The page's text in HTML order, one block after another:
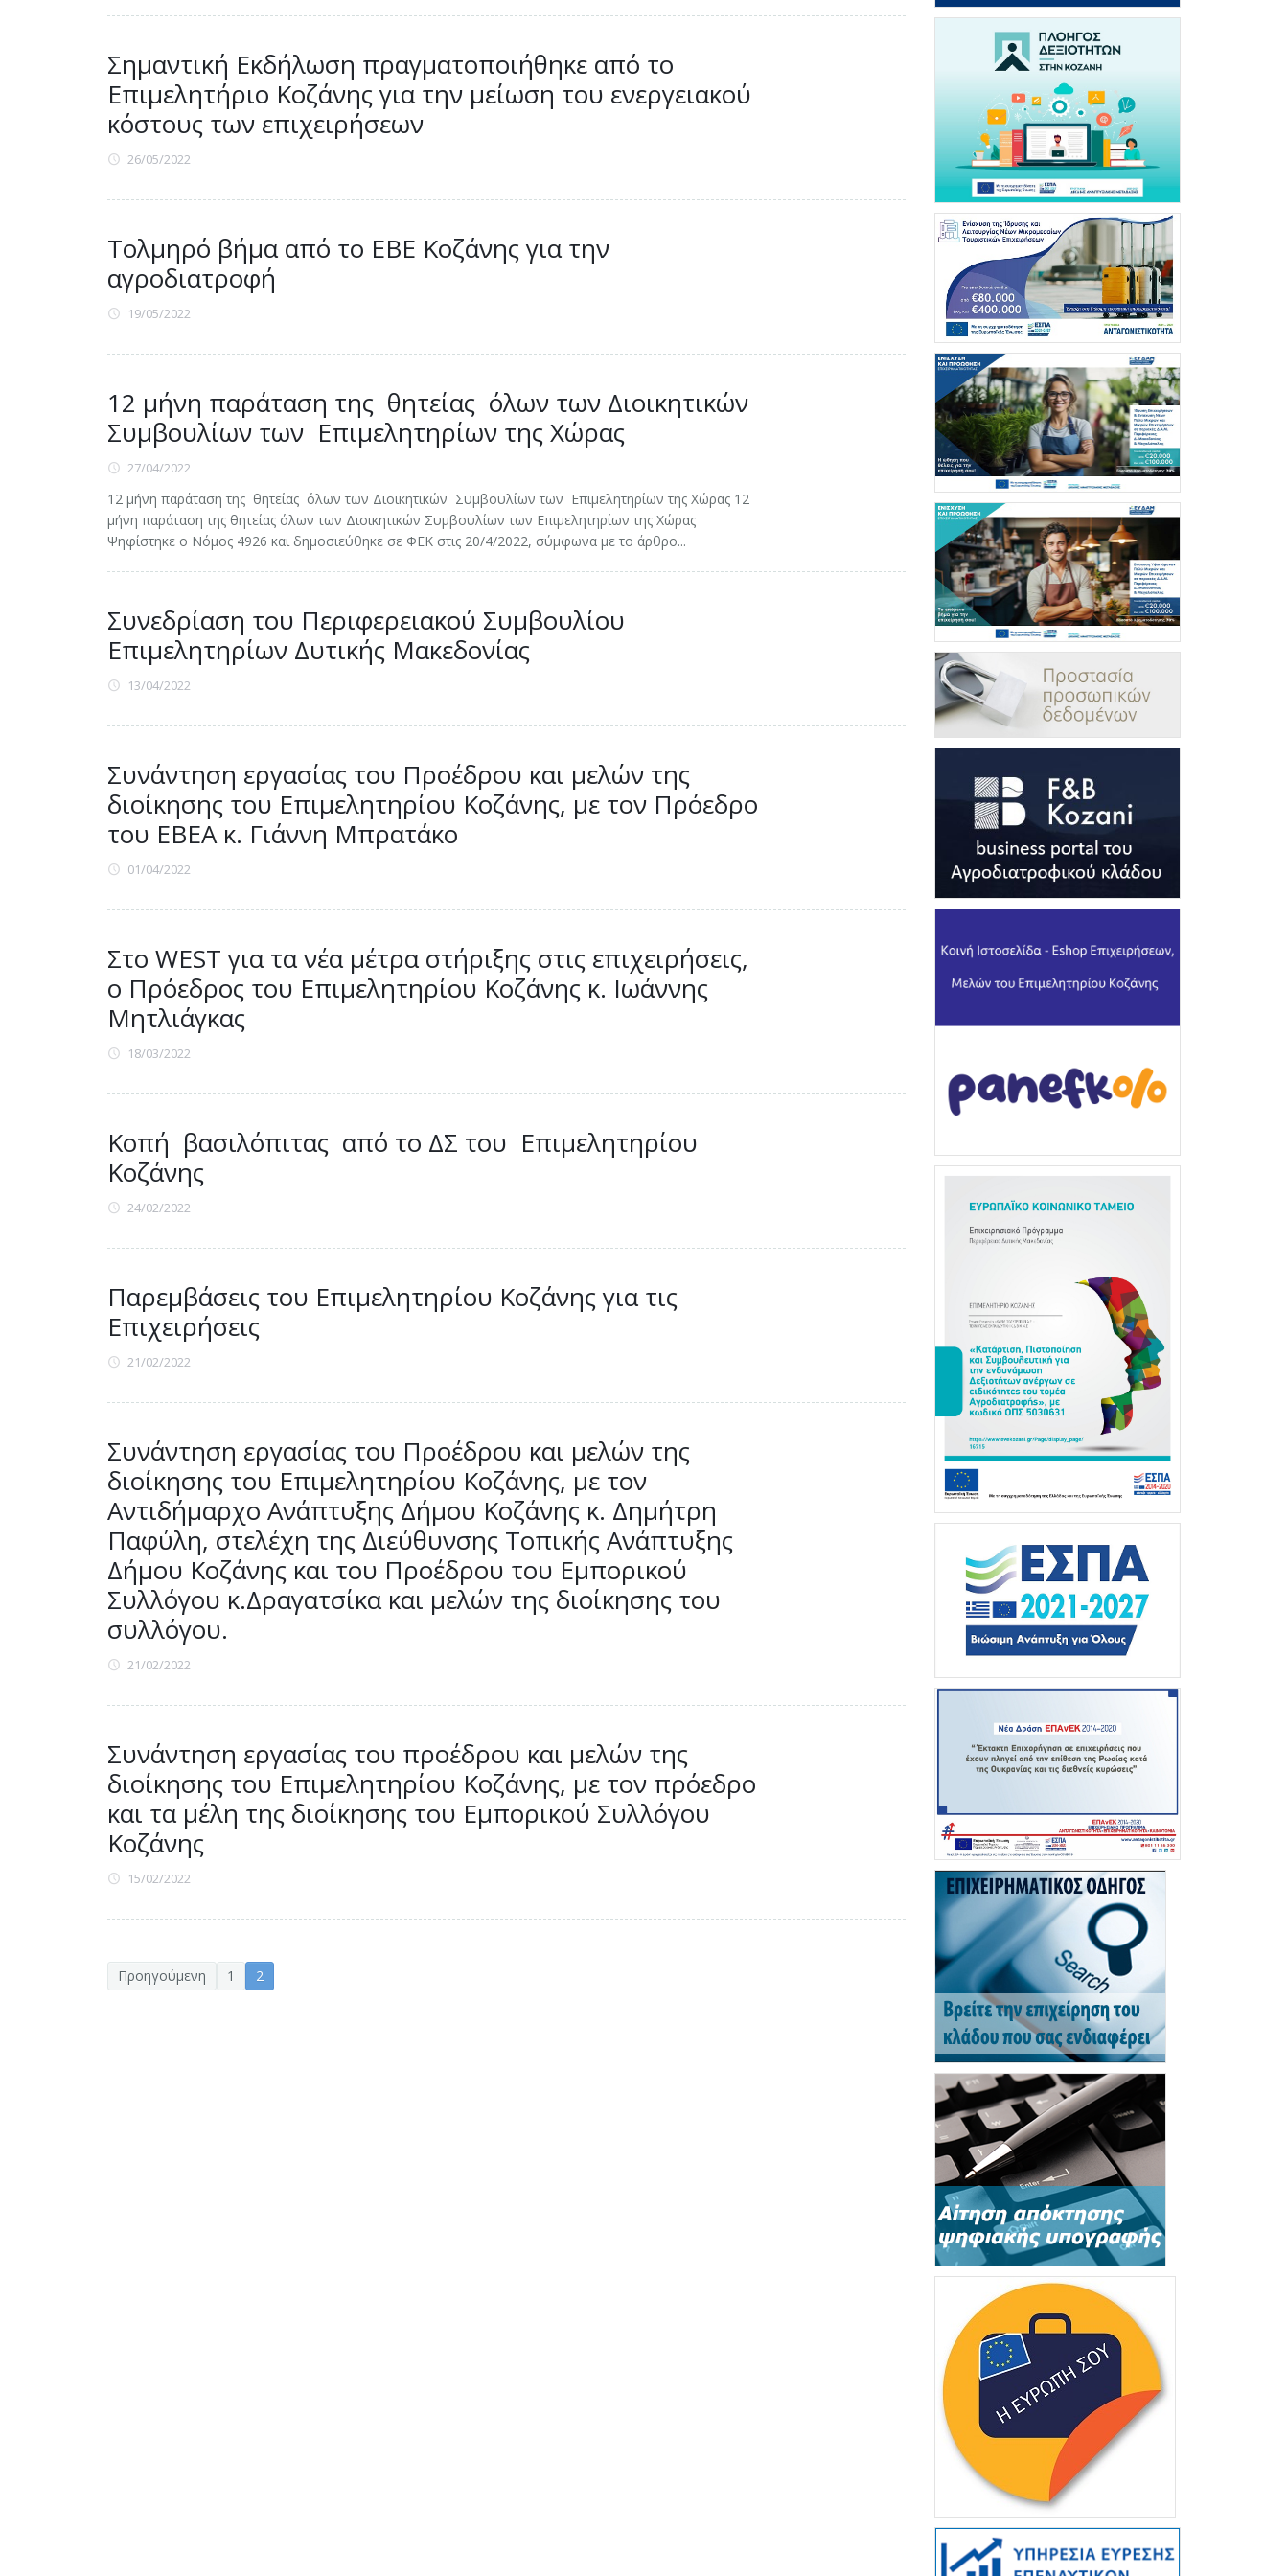
Σημαντική Εκδήλωση πραγματοποιήθηκε από το
Επιμελητήριο Κοζάνης για την μείωση του ενεργειακού
κόστους των επιχειρήσεων
26/05/2022
Τολμηρό βήμα από το ΕΒΕ Κοζάνης για την
αγροδιατροφή
19/05/2022
12 μήνη παράταση της θητείας όλων των Διοικητικών
Συμβουλίων των Επιμελητηρίων της Χώρας
27/04/2022
12 μήνη παράταση της θητείας όλων των Διοικητικών Συμβουλίων των Επιμελητηρίων της Χώρας 12
μήνη παράταση της θητείας όλων των Διοικητικών Συμβουλίων των Επιμελητηρίων της Χώρας
Ψηφίστηκε ο Νόμος 4926 και δημοσιεύθηκε σε ΦΕΚ στις 20/4/2022, σύμφωνα με το άρθρο...
Συνεδρίαση του Περιφερειακού Συμβουλίου
Επιμελητηρίων Δυτικής Μακεδονίας
13/04/2022
Συνάντηση εργασίας του Προέδρου και μελών της
διοίκησης του Επιμελητηρίου Κοζάνης, με τον Πρόεδρο
του ΕΒΕΑ κ. Γιάννη Μπρατάκο
01/04/2022
Στο WEST για τα νέα μέτρα στήριξης στις επιχειρήσεις,
o Πρόεδρος του Επιμελητηρίου Κοζάνης κ. Ιωάννης
Μητλιάγκας
18/03/2022
Κοπή βασιλόπιτας από το ΔΣ του Επιμελητηρίου
Κοζάνης
24/02/2022
Παρεμβάσεις του Επιμελητηρίου Κοζάνης για τις
Επιχειρήσεις
21/02/2022
Συνάντηση εργασίας του Προέδρου και μελών της
διοίκησης του Επιμελητηρίου Κοζάνης, με τον
Αντιδήμαρχο Ανάπτυξης Δήμου Κοζάνης κ. Δημήτρη
Παφύλη, στελέχη της Διεύθυνσης Τοπικής Ανάπτυξης
Δήμου Κοζάνης και του Προέδρου του Εμπορικού
Συλλόγου κ.Δραγατσίκα και μελών της διοίκησης του
συλλόγου.
21/02/2022
Συνάντηση εργασίας του προέδρου και μελών της
διοίκησης του Επιμελητηρίου Κοζάνης, με τον πρόεδρο
και τα μέλη της διοίκησης του Εμπορικού Συλλόγου
Κοζάνης
15/02/2022
Προηγούμενη 1 2